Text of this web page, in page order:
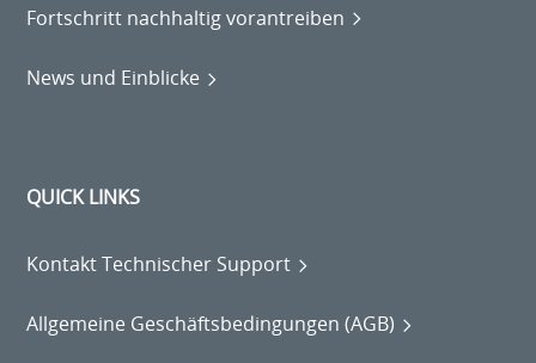
Fortschritt nachhaltig vorantreiben
News und Einblicke
QUICK LINKS
Kontakt Technischer Support
Allgemeine Geschäftsbedingungen (AGB)